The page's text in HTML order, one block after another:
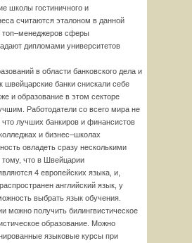
школы гостиничного и
считаются эталоном в данной
топ–менеджеров сферы
дипломами университетов
в области банковского дела и
швейцарские банки снискали себе
и образование в этом секторе
Работодатели со всего мира не
лучших банкиров и финансистов
и бизнес–школах
овладеть сразу несколькими
что в Швейцарии
4 европейских языка, и,
английский язык, у
выбрать язык обучения.
можно получить билингвистическое
образование. Можно
языковые курсы при